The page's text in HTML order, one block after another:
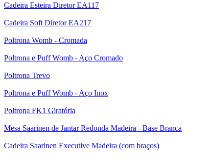
Cadeira Esteira Diretor EA117
Cadeira Soft Diretor EA217
Poltrona Womb - Cromada
Poltrona e Puff Womb - Aço Cromado
Poltrona Trevo
Poltrona e Puff Womb - Aço Inox
Poltrona FK1 Giratória
Mesa Saarinen de Jantar Redonda Madeira - Base Branca
Cadeira Saarinen Executive Madeira (com braços)